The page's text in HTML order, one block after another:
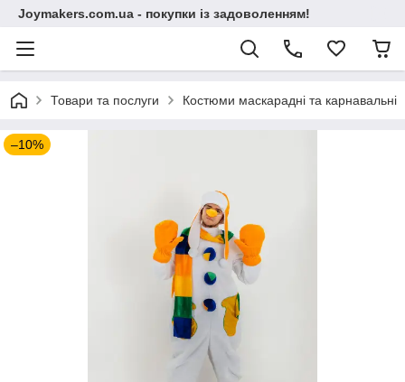
Joymakers.com.ua - покупки із задоволенням!
Товари та послуги Костюми маскарадні та карнавальні
–10%